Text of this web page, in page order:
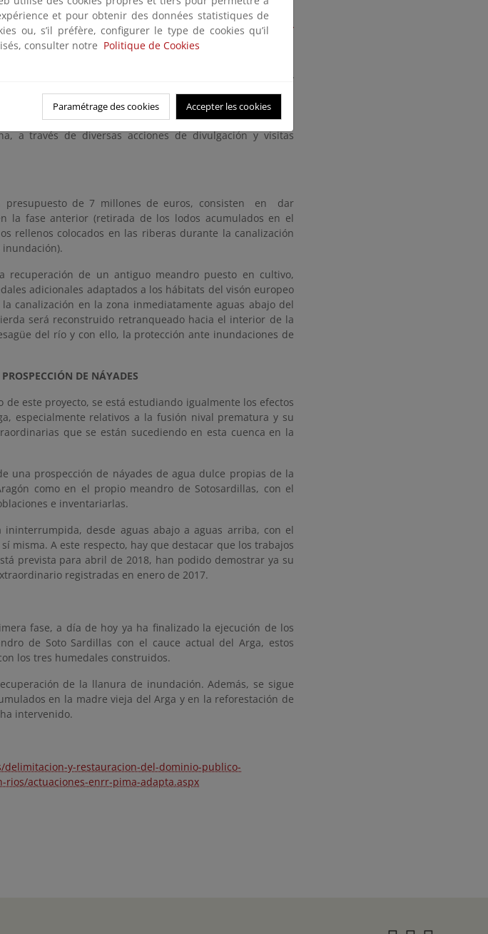
en España (PIMA-Adapta), en la Estrategia Nacional
de Riesgos de Inundaciones de la cuenca del Ebro (
es esencial la colaboración del Gobierno de Navarra y
se podría desarrollar este proyecto.
importante proceso de participación pública con todos los
a través de diversas acciones de divulgación y visitas
de 7 millones de euros, consisten
en
dar
la fase anterior (retirada de los lodos acumulados en el
rellenos colocados en las riberas durante la canalización
recuperación de un antiguo meandro puesto en cultivo,
adicionales adaptados a los hábitats del visón europeo
canalización en la zona inmediatamente aguas abajo del
será reconstruido retranqueado hacia el interior de la
del río y con ello, la protección ante inundaciones de
DE NÁYADES
de este proyecto, se está estudiando igualmente los efectos
especialmente relativos a la fusión nival prematura y su
que se están sucediendo en esta cuenca en la
una prospección de náyades de agua dulce propias de la
como en el propio meandro de Sotosardillas, con el
e inventariarlas.
ininterrumpida, desde aguas abajo a aguas arriba, con el
misma. A este respecto, hay que destacar que los trabajos
prevista para abril de 2018, han podido demostrar ya su
registradas en enero de 2017.
fase, a día de hoy ya ha finalizado la ejecución de los
de Soto Sardillas con el cauce actual del Arga, estos
los tres humedales construidos.
de la llanura de inundación. Además, se sigue
en la madre vieja del Arga y en la reforestación de
intervenido.
y-restauracion-del-dominio-publico-
actuaciones-enrr-pima-adapta.aspx
et pour obtenir des données statistiques de
ou, s’il préfère, configurer le type de cookies qu’il
consulter notre Politique de Cookies
Paramétrage des cookies Accepter les cookies